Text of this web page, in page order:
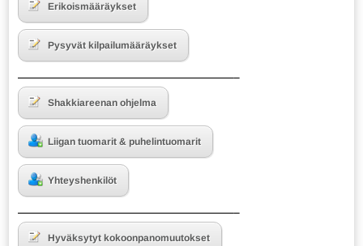
Erikoismääräykset
Pysyvät kilpailumääräykset
———————————————————–
Shakkiareenan ohjelma
Liigan tuomarit & puhelintuomarit
Yhteyshenkilöt
———————————————————–
Hyväksytyt kokoonpanomuutokset